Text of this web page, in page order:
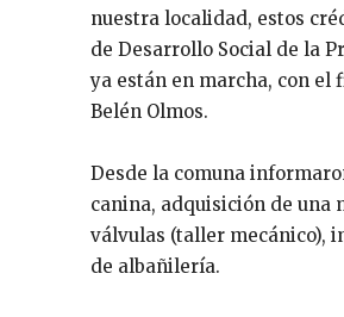
nuestra localidad, estos
de Desarrollo Social de la
ya están en marcha, con
Belén Olmos.
Desde la comuna
canina, adquisición de una
válvulas (taller mecánico),
de albañilería.